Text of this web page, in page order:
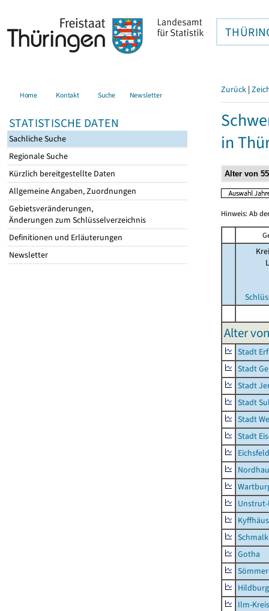
Home Kontakt Suche Newsletter
STATISTISCHE DATEN
Sachliche Suche
Regionale Suche
Kürzlich bereitgestellte Daten
Allgemeine Angaben, Zuordnungen
Gebietsveränderungen,
Änderungen zum Schlüsselverzeichnis
Definitionen und Erläuterungen
Newsletter
Zurück |
in
Hinweis: Ab
Alter
Stadt
Stadt
Stadt
Stadt
Stadt
Stadt
Eichsfeld
Gotha
Ilm-Kreis